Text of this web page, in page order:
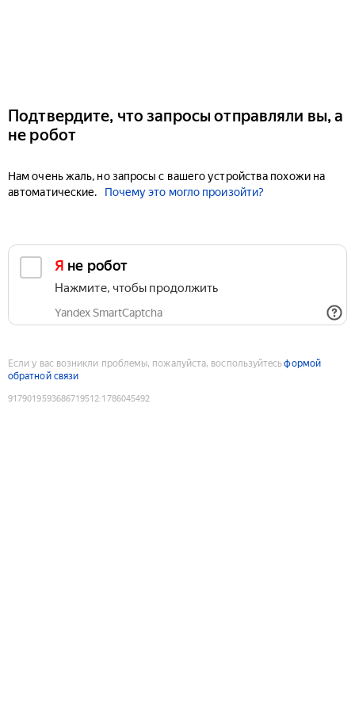
Подтвердите, что запросы отправляли вы, а
не робот
Нам очень жаль, но запросы с вашего устройства похожи на
автоматические.
Почему это могло произойти?
Я не робот
Нажмите, чтобы продолжить
Yandex SmartCaptcha
Если у вас возникли проблемы, пожалуйста, воспользуйтесьформой
обратной связи
9179019593686719512:1786045492